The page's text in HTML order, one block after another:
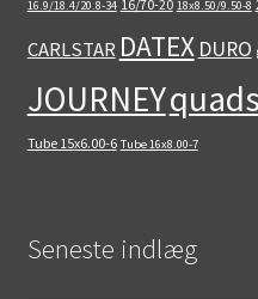
16.9/18.4/20.8-34 16/70-20 18x8.50/9.50-8
CARLSTAR DATEX DURO
JOURNEYquads
Tube 15x6.00-6 Tube 16x8.00-7
Seneste indlæg